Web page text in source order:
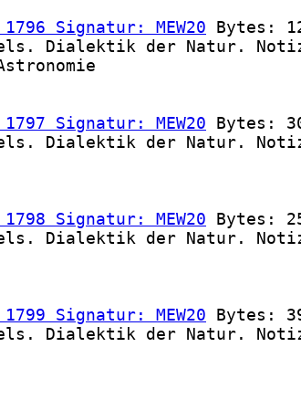
Signatur: MEW20 Bytes:
Dialektik der Natur.
Signatur: MEW20 Bytes:
Dialektik der Natur.
Signatur: MEW20 Bytes:
Dialektik der Natur.
Signatur: MEW20 Bytes:
Dialektik der Natur.